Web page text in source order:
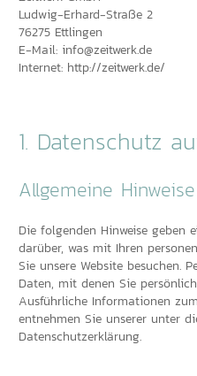
Ludwig-Erhard-Straße 2
76275 Ettlingen
E-Mail: info@zeitwerk.de
Internet: http://zeitwerk.de/
1. Datenschutz
Allgemeine Hinweise
Die folgenden Hinweise geben
darüber, was mit Ihren
Sie unsere Website besuchen.
Daten, mit denen Sie
Ausführliche Informationen
entnehmen Sie unserer unter
Datenschutzerklärung.